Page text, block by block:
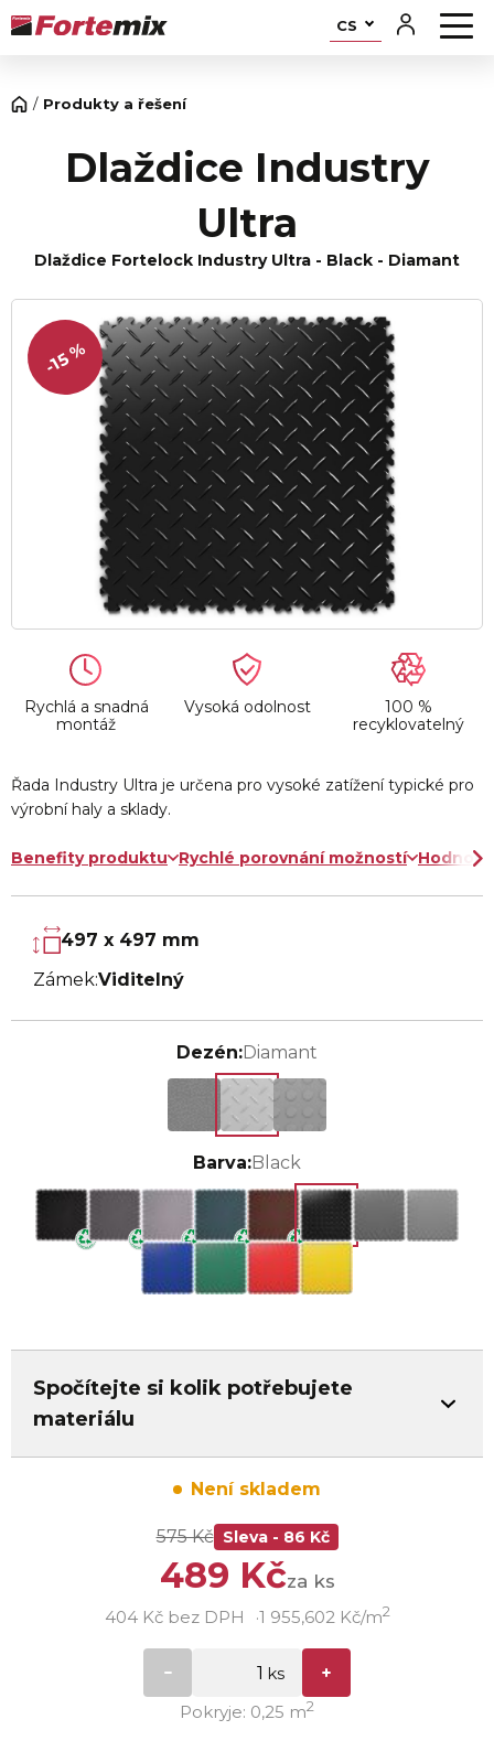
CS
Produkty a řešení
Dlaždice Industry
Ultra
Dlaždice Fortelock Industry Ultra - Black - Diamant
Rychlá a snadná
montáž
Vysoká odolnost
100 %
recyklovatelný
-15 %
Řada Industry Ultra je určena pro vysoké zatížení typické pro
výrobní haly a sklady.
Benefity produktu Rychlé porovnání možností
497 x 497 mm
Zámek:Viditelný
Dezén:Diamant
Barva:Black
Spočítejte si kolik potřebujete
materiálu
Není skladem
575 Kč Sleva - 86 Kč
489 Kčza ks
404 Kč bez DPH 1 955,602 Kč/m2
Pokryje: 0,25 m2